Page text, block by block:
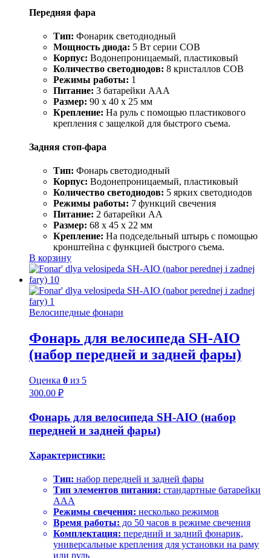
Передняя фара
Тип: Фонарик светодиодный
Мощность диода: 5 Вт серии COB
Корпус: Водонепроницаемый, пластиковый
Количество светодиодов: 8 кристаллов COB
Режимы работы: 1
Питание: 3 батарейки ААА
Размер: 90 х 40 х 25 мм
Крепление: На руль с помощью пластикового
крепления с защелкой для быстрого съема.
Задняя стоп-фара
Тип: Фонарь светодиодный
Корпус: Водонепроницаемый, пластиковый
Количество светодиодов: 5 ярких светодиодов
Режимы работы: 7 функций свечения
Питание: 2 батарейки АА
Размер: 68 х 45 х 22 мм
Крепление: На подседельный штырь с помощью
кронштейна с функцией быстрого съема.
В корзину
Велосипедные фонари
Фонарь для велосипеда SH-AIO
(набор передней и задней фары)
Оценка 0 из 5
300.00 ₽
Фонарь для велосипеда SH-AIO (набор
передней и задней фары)
Характеристики:
Тип: набор передней и задней фары
Тип элементов питания: стандартные батарейки
AAA
Режимы свечения: несколько режимов
Время работы: до 50 часов в режиме свечения
Комплектация: передний и задний фонарик,
универсальные крепления для установки на раму
или руль